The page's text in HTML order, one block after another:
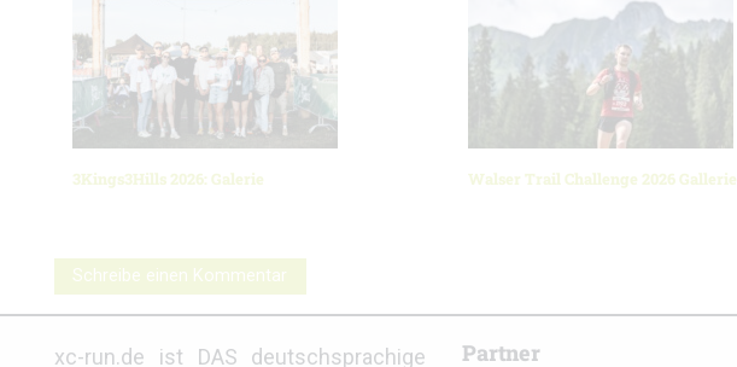
3Kings3Hills 2026: Galerie Walser Trail Challenge 2026 Gallerie
Schreibe einen Kommentar
xc-run.de ist DAS deutschsprachige Partner